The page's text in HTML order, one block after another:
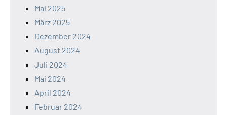
Mai 2025
März 2025
Dezember 2024
August 2024
Juli 2024
Mai 2024
April 2024
Februar 2024